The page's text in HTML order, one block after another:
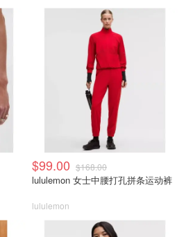
$99.00 $168.00
lululemon 女士中腰打孔拼条运动裤
lululemon